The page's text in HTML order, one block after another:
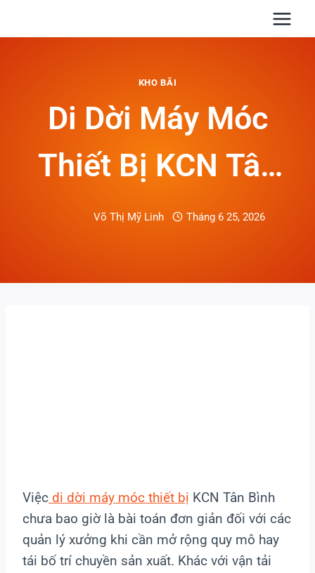
KHO BÃI
Di Dời Máy Móc
Thiết Bị KCN Tân
Bình: Phương Án
Võ Thị Mỹ Linh Tháng 6 25, 2026
Việc di dời máy móc thiết bị KCN Tân Bình
chưa bao giờ là bài toán đơn giản đối với các
quản lý xưởng khi cần mở rộng quy mô hay
tái bố trí chuyền sản xuất. Khác với vận tải